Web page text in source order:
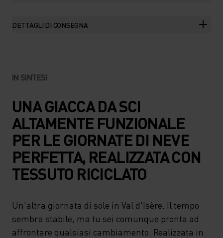
DETTAGLI DI CONSEGNA
IN SINTESI
UNA GIACCA DA SCI
ALTAMENTE FUNZIONALE
PER LE GIORNATE DI NEVE
PERFETTA, REALIZZATA CON
TESSUTO RICICLATO
Un'altra giornata di sole in Val d'Isère. Il tempo
sembra stabile, ma tu sei comunque pronta ad
affrontare qualsiasi cambiamento. Realizzata in